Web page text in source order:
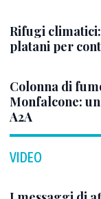
Rifugi
platani per
Colonna di
Monfalcone:
A2A
VIDEO